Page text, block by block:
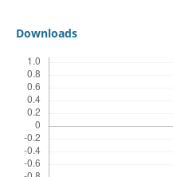
Downloads